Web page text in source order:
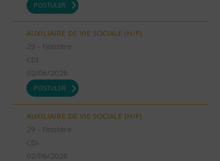
POSTULER
AUXILIAIRE DE VIE SOCIALE (H/F)
29 - Finistère
CDI
02/06/2026
POSTULER
AUXILIAIRE DE VIE SOCIALE (H/F)
29 - Finistère
CDI
02/06/2026